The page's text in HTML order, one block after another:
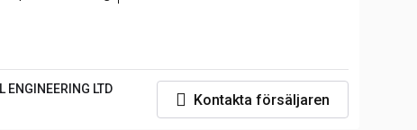
ENGINEERING LTD
Kontakta försäljaren